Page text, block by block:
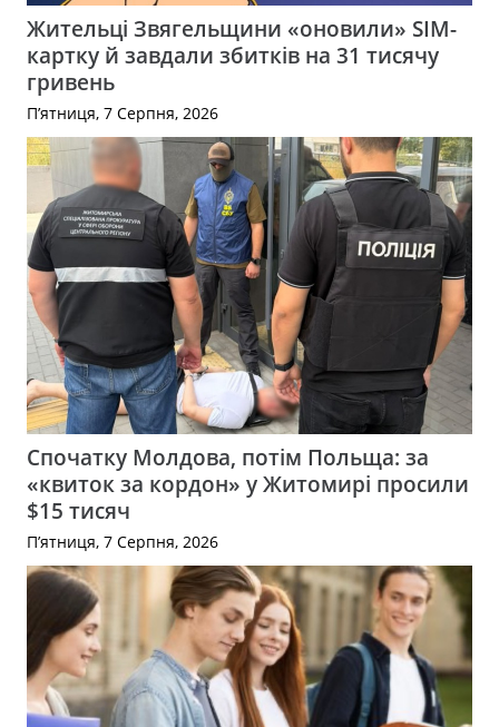
Жительці Звягельщини «оновили» SIM-
картку й завдали збитків на 31 тисячу
гривень
П’ятниця, 7 Серпня, 2026
Спочатку Молдова, потім Польща: за
«квиток за кордон» у Житомирі просили
$15 тисяч
П’ятниця, 7 Серпня, 2026